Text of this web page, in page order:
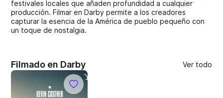
festivales locales que añaden profundidad a cualquier
producción. Filmar en Darby permite a los creadores
capturar la esencia de la América de pueblo pequeño con
un toque de nostalgia.
Filmado en Darby Ver todo